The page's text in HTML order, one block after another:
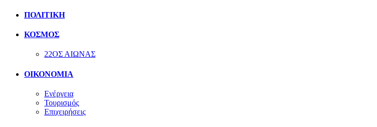
ΠΟΛΙΤΙΚΗ
ΚΟΣΜΟΣ
22ΟΣ ΑΙΩΝΑΣ
ΟΙΚΟΝΟΜΙΑ
Ενέργεια
Τουρισμός
Επιχειρήσεις